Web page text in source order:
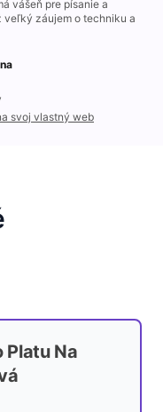
vášeň pre písanie a
záujem o techniku a
svoj vlastný web
Platu Na